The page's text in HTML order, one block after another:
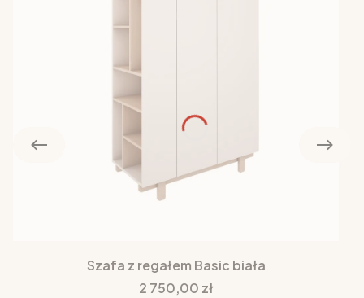
Szafa z regałem Basic biała
Cena
2 750,00 zł